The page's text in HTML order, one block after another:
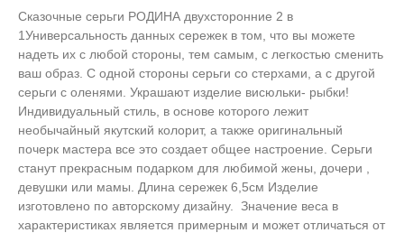
Сказочные серьги РОДИНА двухсторонние 2 в
1Универсальность данных сережек в том, что вы можете
надеть их с любой стороны, тем самым, с легкостью сменить
ваш образ. С одной стороны серьги со стерхами, а с другой
серьги с оленями. Украшают изделие висюльки- рыбки!
Индивидуальный стиль, в основе которого лежит
необычайный якутский колорит, а также оригинальный
почерк мастера все это создает общее настроение. Серьги
станут прекрасным подарком для любимой жены, дочери ,
девушки или мамы. Длина сережек 6,5см Изделие
изготовлено по авторскому дизайну. Значение веса в
характеристиках является примерным и может отличаться от